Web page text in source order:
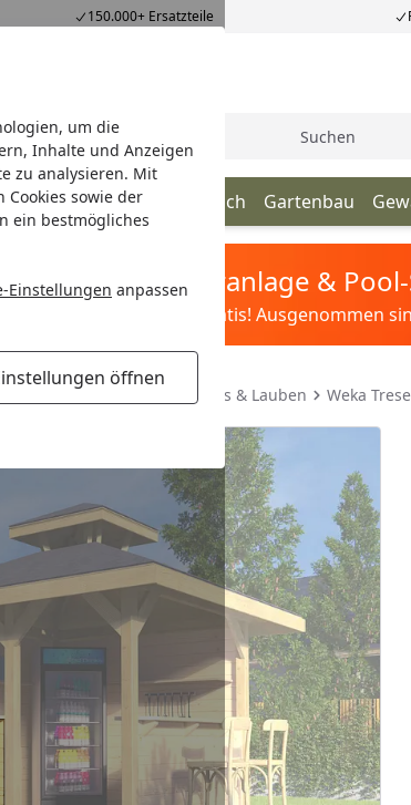
um die
Inhalte und Anzeigen
zu analysieren. Mit
sowie der
ein bestmögliches
Einstellungen anpassen
öffnen
150.000+ Ersatzteile
Suche
& Garage Terrassendach Gartenbau
gratis Sandfilteranlage &
Paket: Filter&Pflege gratis! Ausgenommen
Zubehör für Pavillons & Lauben Weka